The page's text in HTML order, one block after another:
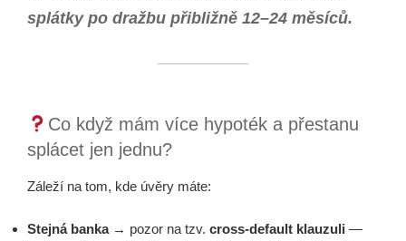
splátky po dražbu přibližně 12–24 měsíců.
Co když mám více hypoték a přestanu
splácet jen jednu?
Záleží na tom, kde úvěry máte:
Stejná banka→ pozor na tzv. cross-default klauzuli —